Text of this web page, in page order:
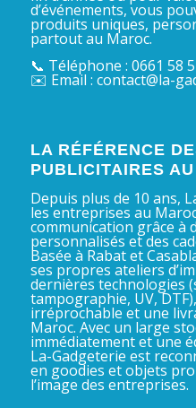
d’événements, vous
produits uniques,
partout au Maroc.
📞 Téléphone : 0661 58
✉️ Email : contact@la-
LA RÉFÉRENCE
PUBLICITAIRES
Depuis plus de 10 ans,
les entreprises au
communication grâce à
personnalisés et des
Basée à Rabat et
ses propres ateliers
dernières technologies
tampographie, UV,
irréprochable et une
Maroc. Avec un large
immédiatement et une
La-Gadgeterie est
en goodies et objets
l’image des entreprises.